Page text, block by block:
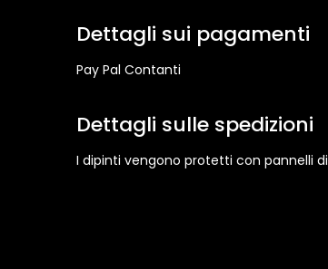
Dettagli sui pagamenti
Pay Pal Contanti
Dettagli sulle spedizioni
I dipinti vengono protetti con pannelli